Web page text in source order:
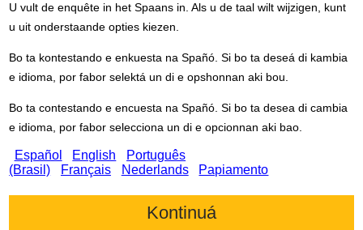
U vult de enquête in het Spaans in. Als u de taal wilt wijzigen, kunt
u uit onderstaande opties kiezen.
Bo ta kontestando e enkuesta na Spañó. Si bo ta deseá di kambia
e idioma, por fabor selektá un di e opshonnan aki bou.
Bo ta contestando e encuesta na Spañó. Si bo ta desea di cambia
e idioma, por fabor selecciona un di e opcionnan aki bao.
Español English
Português
(Brasil)
Français Nederlands Papiamento